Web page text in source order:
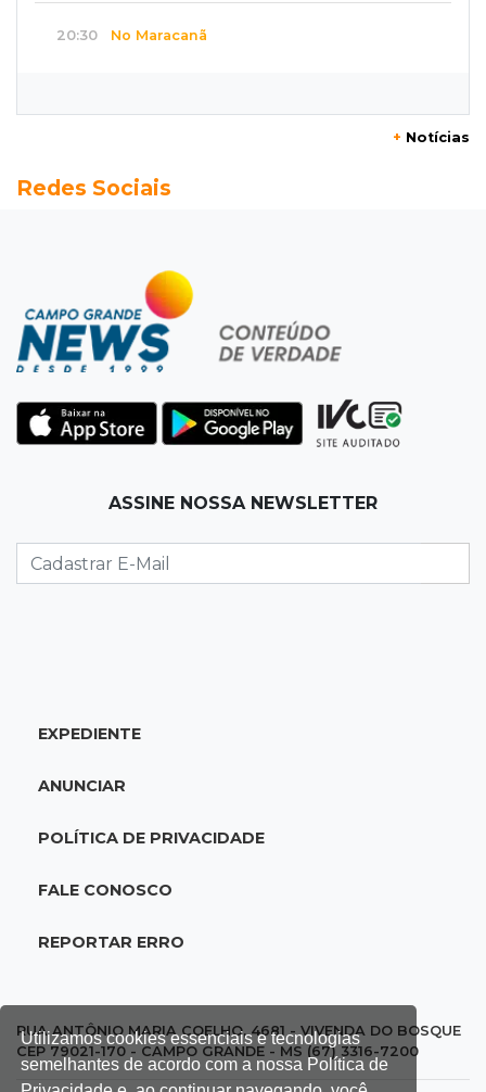
Utilizamos cookies essenciais e tecnologias
semelhantes de acordo com a nossa Política de
20:30 No Maracanã
Seleções em MS têm salários de até R$ 8,2 mil;
Jardim Itatiaia
Vigia é amarrado durante roubo de carro e
dois caminhões em pátio
Corinthians vence Bragantino por 2 a 0 e sobe
para 7º no Brasileirão
Na Vila Belmiro
lugar no Brasileirão
18:33Em 2022
adolescente atropelada no Amazonas
Palmeiras e Inter ficam no 0 a 0 pela 22ª
1% da população de pets na Capital
17:32 Arena Fonte Nova
+ Notícias
Redes Sociais
ASSINE NOSSA NEWSLETTER
EXPEDIENTE
ANUNCIAR
POLÍTICA DE PRIVACIDADE
FALE CONOSCO
REPORTAR ERRO
RUA ANTÔNIO MARIA COELHO, 4681 - VIVENDA DO BOSQUE
CEP 79021-170 - CAMPO GRANDE - MS (67) 3316-7200